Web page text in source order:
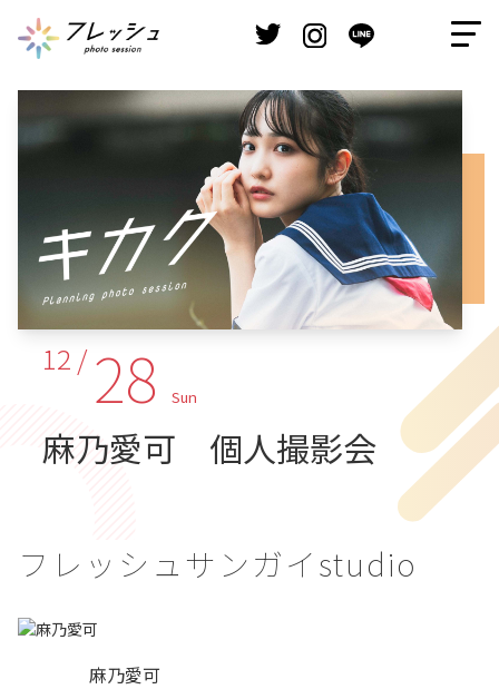
12 / 28Sun
麻乃愛可 個人撮影会
フレッシュサンガイstudio
麻乃愛可